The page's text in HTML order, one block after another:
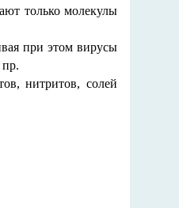
только молекулы
при этом вирусы
нитритов, солей